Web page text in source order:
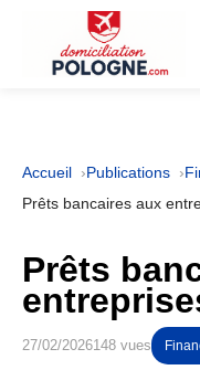
Accueil Publications
Prêts bancaires aux
Prêts
27/02/2026148 vues